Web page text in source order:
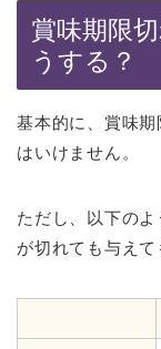
賞味期限
うする？
基本的に、賞味
はいけません。
ただし、以下の
が切れても与えて